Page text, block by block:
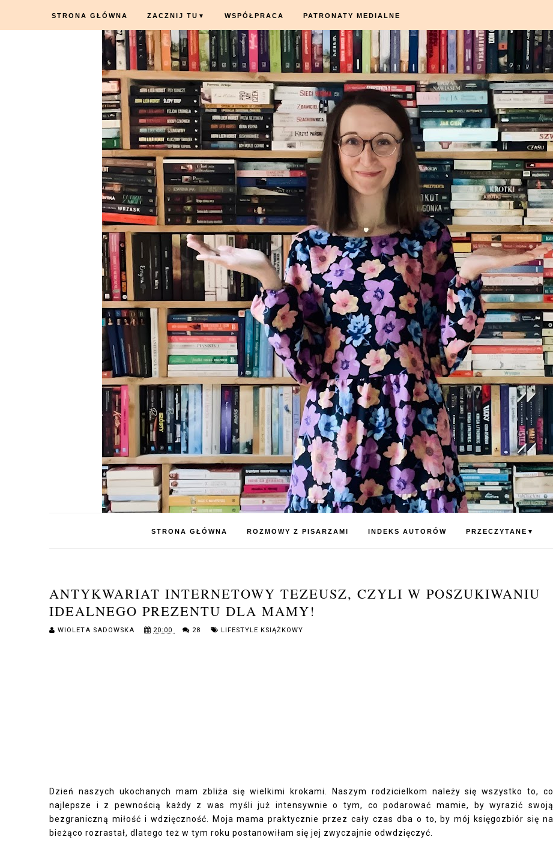
STRONA GŁÓWNA ZACZNIJ TU ▼ WSPÓŁPRACA PATRONATY MEDIALNE
STRONA GŁÓWNA ROZMOWY Z PISARZAMI INDEKS AUTORÓW PRZECZYTANE ▼
ANTYKWARIAT INTERNETOWY TEZEUSZ, CZYLI W POSZUKIWANIU
IDEALNEGO PREZENTU DLA MAMY!
WIOLETA SADOWSKA 20:00 28 LIFESTYLE KSIĄŻKOWY
Dzień naszych ukochanych mam zbliża się wielkimi krokami. Naszym rodzicielkom należy się wszystko to, co
najlepsze i z pewnością każdy z was myślijuż intensywnieo tym, co podarować mamie, by wyrazić swoją
bezgraniczną miłość i wdzięczność. Moja mama praktycznie przez cały czas dba o to, by mój księgozbiór się na
bieżąco rozrastał, dlatego też w tym roku postanowiłam się jej zwyczajnie odwdzięczyć.